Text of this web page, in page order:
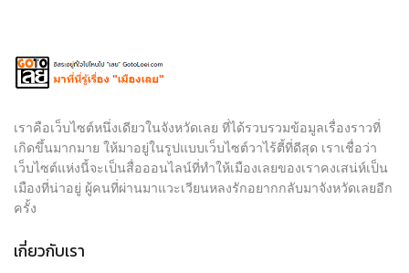
เราคือเว็บไซต์หนึ่งเดียวในจังหวัดเลย ที่ได้รวบรวมข้อมูลเรื่องราวที่
เกิดขึ้นมากมาย ให้มาอยู่ในรูปแบบเว็บไซต์วาไร้ตี้ที่ดีสุด เราเชื่อว่า
เว็บไซต์แห่งนี้จะเป็นสื่อออนไลน์ที่ทำให้เมืองเลยของเราคงเสน่ห์เป็น
เมืองที่น่าอยู่ ผู้คนที่ผ่านมาแวะเวียนหลงรักอยากกลับมาจังหวัดเลยอีก
ครั้ง
เกี่ยวกับเรา